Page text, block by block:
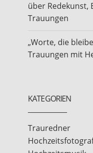
über Redekunst,
Trauungen
„Worte, die
Trauungen mit
KATEGORIEN
Trauredner